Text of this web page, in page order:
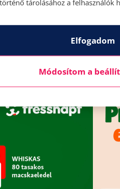
tárolásához a felhasználók
Elfogadom
Módosítom a